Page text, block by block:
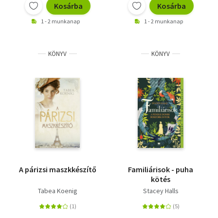
Kosárba
1 - 2 munkanap
Kosárba
1 - 2 munkanap
KÖNYV
A párizsi maszkkészítő
Tabea Koenig
KÖNYV
Familiárisok - puha
kötés
Stacey Halls